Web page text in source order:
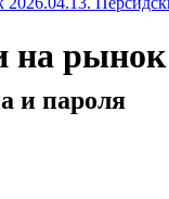
на
и пароля